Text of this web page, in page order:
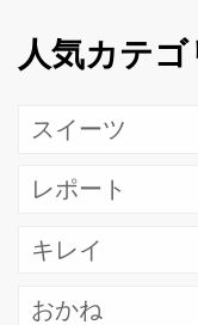
人気カテゴ
スイーツ
レポート
キレイ
おかね